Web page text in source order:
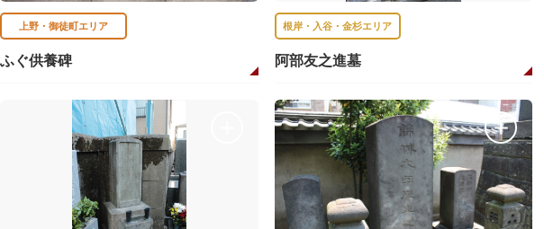
上野・御徒町エリア
ふぐ供養碑
根岸・入谷・金杉エリア
阿部友之進墓